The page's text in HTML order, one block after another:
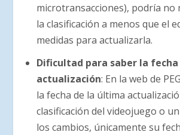
microtransacciones), podría no
la clasificación a menos que el
medidas para actualizarla.
Dificultad para saber la
actualización: En la web de
la fecha de la última
clasificación del videojuego o
los cambios, únicamente su